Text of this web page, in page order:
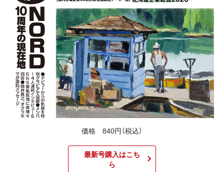
価格 840円（税込）
最新号購入はこち
ら​